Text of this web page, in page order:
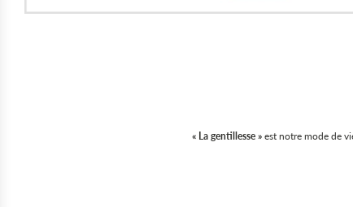
« La gentillesse » est notre mode de